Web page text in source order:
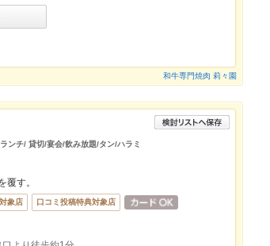
和牛専門焼肉 莉々園
ンチ/ 貸切/宴会/飲み放題/タン/ハラミ
覆す。
象店 口コミ投稿特典対象店